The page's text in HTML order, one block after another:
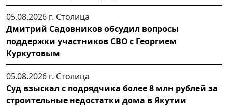
05.08.2026 г. Столица
Дмитрий Садовников обсудил вопросы
поддержки участников СВО с Георгием
Куркутовым
05.08.2026 г. Столица
Суд взыскал с подрядчика более 8 млн рублей за
строительные недостатки дома в Якутии